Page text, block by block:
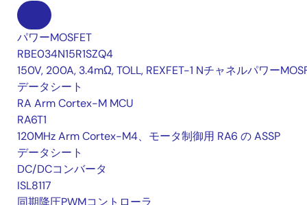
パワーMOSFET
RBE034N15R1SZQ4
150V, 200A, 3.4mΩ, TOLL, REXFET-1 Nチャネルパワー
データシート
RA Arm Cortex-M MCU
RA6T1
120MHz Arm Cortex-M4、モータ制御用 RA6 の ASSP
データシート
DC/DCコンバータ
ISL8117
同期降圧PWMコントローラ